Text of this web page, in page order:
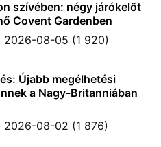
szívében: négy járókelőt
Covent Gardenben
2026-08-05 (1 920)
Újabb megélhetési
a Nagy-Britanniában
2026-08-02 (1 876)